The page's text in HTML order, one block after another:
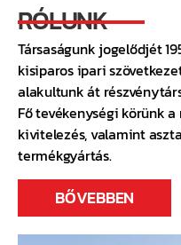
RÓLUNK
Társaságunk jogelődjét
kisiparos ipari
alakultunk át
Fő tevékenységi körünk
kivitelezés, valamint
termékgyártás.
BŐVEBBEN